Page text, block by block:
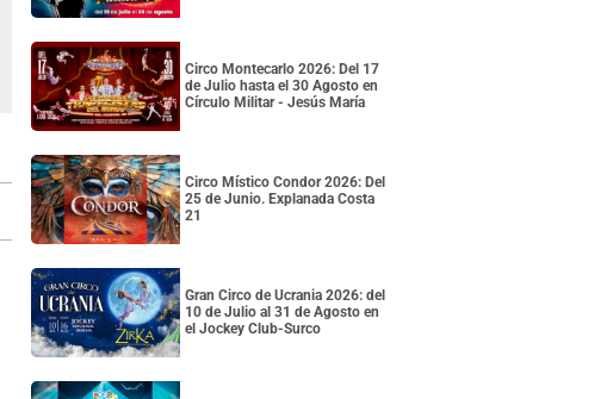
Circo Montecarlo 2026: Del 17
de Julio hasta el 30 Agosto en
Círculo Militar - Jesús María
Circo Místico Condor 2026: Del
25 de Junio. Explanada Costa
21
Gran Circo de Ucrania 2026: del
10 de Julio al 31 de Agosto en
el Jockey Club-Surco